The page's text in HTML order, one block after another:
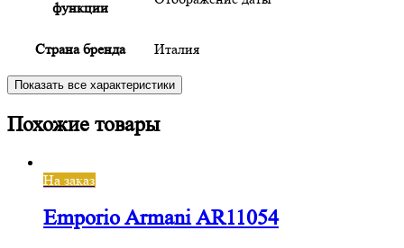
функции
Страна бренда Италия
Показать все характеристики
Похожие товары
На заказ
Emporio Armani AR11054